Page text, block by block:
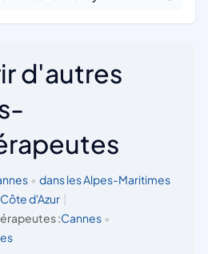
d'autres
• dans les Alpes-Maritimes
d'Azur
:Cannes •